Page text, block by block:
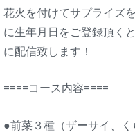
花火を付けてサプライズ
に生年月日をご登録頂く
に配信致します！
====コース内容====
●前菜３種（ザーサイ、く